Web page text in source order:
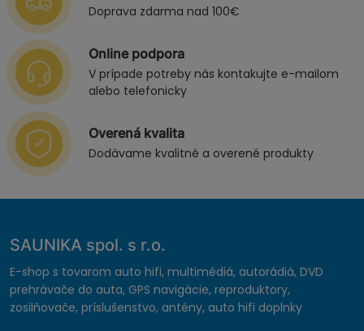
Doprava zdarma nad 100€
Online podpora
V prípade potreby nás kontakujte e-mailom
alebo telefonicky
Overená kvalita
Dodávame kvalitné a overené produkty
SAUNIKA spol. s r.o.
E-shop s tovarom auto hifi, multimédiá, autorádiá, DVD
prehrávače do auta, GPS navigácie, reproduktory,
zosilňovače, príslušenstvo, antény, auto hifi doplnky